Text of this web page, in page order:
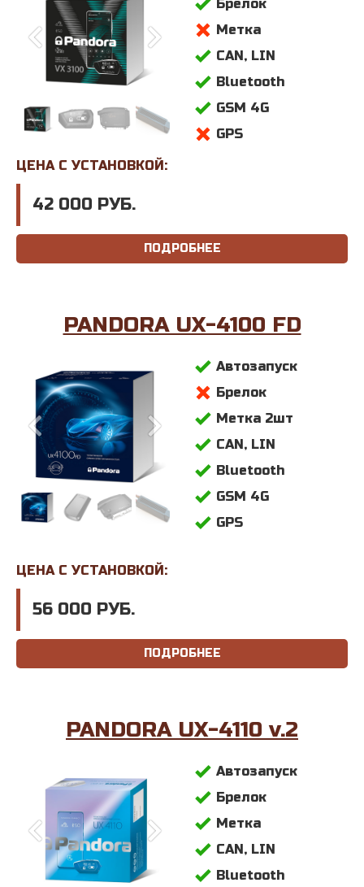
Брелок
Метка
CAN, LIN
Bluetooth
GSM 4G
GPS
ЦЕНА С УСТАНОВКОЙ:
42 000 РУБ.
ПОДРОБНЕЕ
PANDORA UX-4100 FD
Автозапуск
Брелок
Метка 2шт
CAN, LIN
Bluetooth
GSM 4G
GPS
ЦЕНА С УСТАНОВКОЙ:
56 000 РУБ.
ПОДРОБНЕЕ
PANDORA UX-4110 v.2
Автозапуск
Брелок
Метка
CAN, LIN
Bluetooth